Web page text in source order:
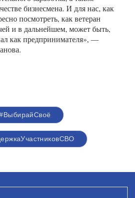
бизнесмена. И для нас, как
посмотреть, как ветеран
и в дальнейшем, может быть,
как предпринимателя», —